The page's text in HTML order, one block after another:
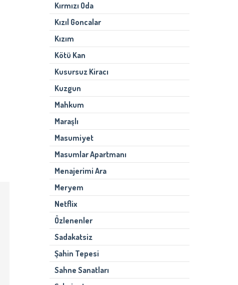
Kırmızı Oda
Kızıl Goncalar
Kızım
Kötü Kan
Kusursuz Kiracı
Kuzgun
Mahkum
Maraşlı
Masumiyet
Masumlar Apartmanı
Menajerimi Ara
Meryem
Netflix
Özlenenler
Sadakatsiz
Şahin Tepesi
Sahne Sanatları